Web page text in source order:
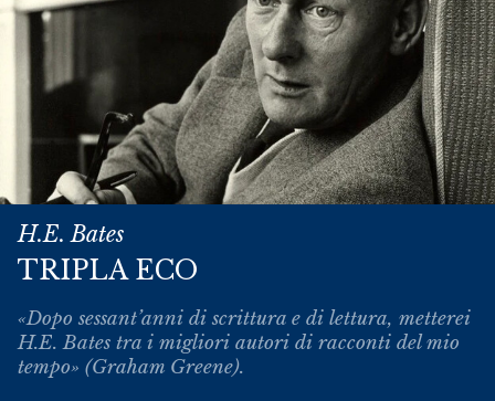
H.E. Bates
TRIPLA ECO
«Dopo sessant’anni di scrittura e di lettura, metterei
H.E. Bates tra i migliori autori di racconti del mio
tempo» (Graham Greene).